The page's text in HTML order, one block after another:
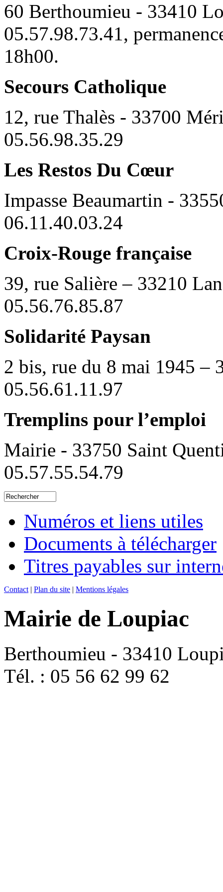
60 Berthoumieu - 33410
05.57.98.73.41,
18h00.
Secours Catholique
12, rue Thalès - 33700
05.56.98.35.29
Les Restos Du Cœur
Impasse Beaumartin -
06.11.40.03.24
Croix-Rouge française
39, rue Salière – 33210
05.56.76.85.87
Solidarité Paysan
2 bis, rue du 8 mai 1945 –
05.56.61.11.97
Tremplins pour l’emploi
Mairie - 33750 Saint
05.57.55.54.79
Numéros et liens utiles
Documents à télécharger
Titres payables sur
Contact | Plan du site | Mentions légales
Mairie de Loupiac
Berthoumieu - 33410
Tél. : 05 56 62 99 62